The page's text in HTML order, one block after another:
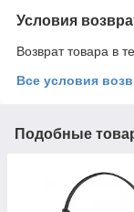
Условия
Возврат товара в
Все условия
Подобные